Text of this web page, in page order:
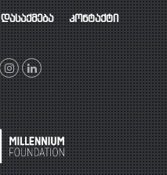
დასაქმება კონტაქტი